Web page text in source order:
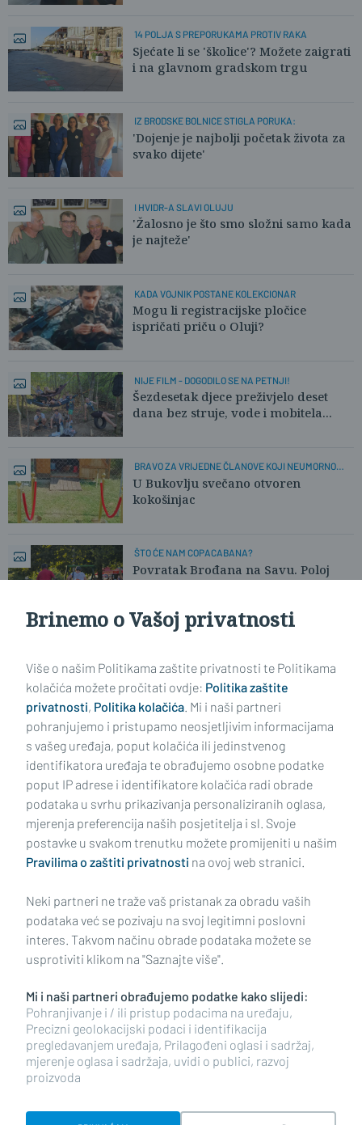
14 POLJA S PREPORUKAMA PROTIV RAKA
Sjećate li se 'školice'? Možete zaigrati
i na glavnom gradskom trgu
IZ BRODSKE BOLNICE STIGLA PORUKA:
'Dojenje je najbolji početak života za
svako dijete'
I HVIDR-A SLAVI OLUJU
'Žalosno je što smo složni samo kada
je najteže'
KADA VOJNIK POSTANE KOLEKCIONAR
Mogu li registracijske pločice
ispričati priču o Oluji?
NIJE FILM - DOGODILO SE NA PETNJI!
Šezdesetak djece preživjelo deset
dana bez struje, vode i mobitela...
BRAVO ZA VRIJEDNE ČLANOVE KOJI NEUMORNO
RADE!
U Bukovlju svečano otvoren
kokošinjac
ŠTO ĆE NAM COPACABANA?
Povratak Brođana na Savu. Poloj
kao mravinjak
Impressum Uvjeti korištenja Politika privatnosti
Politika kolačića Kontakt Pritužbe Suradnici
Oglašavanje
RUBRIKE
BRODSKO-POSAVSKA ŽUPANIJA
POŽEŠKO-SLAVONSKA ŽUPANIJA
Brinemo o Vašoj privatnosti
Više o našim Politikama zaštite privatnosti te Politikama
kolačića možete pročitati ovdje: Politika zaštite
privatnosti, Politika kolačića. Mi i naši partneri
pohranjujemo i pristupamo neosjetljivim informacijama
s vašeg uređaja, poput kolačića ili jedinstvenog
identifikatora uređaja te obrađujemo osobne podatke
poput IP adrese i identifikatore kolačića radi obrade
podataka u svrhu prikazivanja personaliziranih oglasa,
mjerenja preferencija naših posjetitelja i sl. Svoje
postavke u svakom trenutku možete promijeniti u našim
Pravilima o zaštiti privatnosti na ovoj web stranici.
Neki partneri ne traže vaš pristanak za obradu vaših
podataka već se pozivaju na svoj legitimni poslovni
interes. Takvom načinu obrade podataka možete se
usprotiviti klikom na "Saznajte više".
Mi i naši partneri obrađujemo podatke kako slijedi:
Pohranjivanje i / ili pristup podacima na uređaju,
Precizni geolokacijski podaci i identifikacija
pregledavanjem uređaja, Prilagođeni oglasi i sadržaj,
mjerenje oglasa i sadržaja, uvidi o publici, razvoj
proizvoda